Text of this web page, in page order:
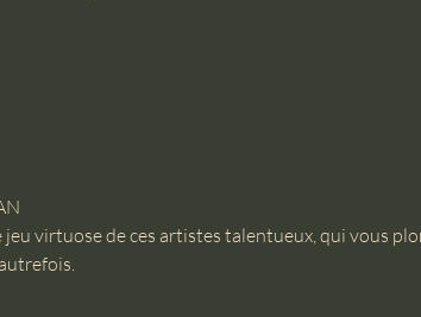
virtuose de ces artistes talentueux, qui vous